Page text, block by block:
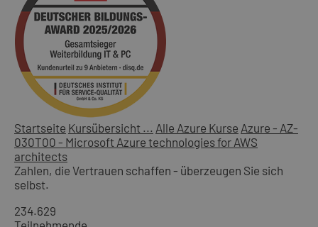
Startseite Kursübersicht ... Alle Azure Kurse Azure - AZ-
030T00 - Microsoft Azure technologies for AWS
architects
Zahlen, die Vertrauen schaffen - überzeugen Sie sich
selbst.
234.629